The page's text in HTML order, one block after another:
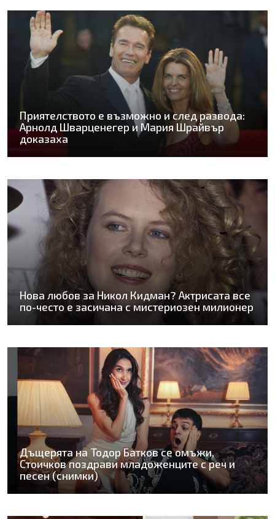
Приятелството е възможно и след развода:
Арнолд Шварценегер и Мария Шрайвър
доказаха
Нова любов за Никол Кидман? Актрисата все
по-често е засичана с мистериозен милионер
Дъщерята на Тодор Батков се омъжи,
Стоичков поздрави младоженците с реч и
песен (снимки)